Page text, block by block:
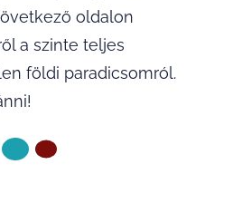
oldalon
a szinte teljes
földi paradicsomról.